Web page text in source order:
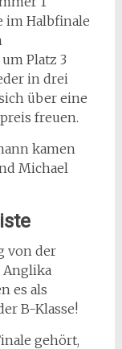
im Halbfinale
Platz 3
in drei
über eine
freuen.
kamen
Michael
von der
Anglika
es als
B-Klasse!
gehört,